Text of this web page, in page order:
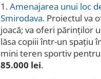
1.Amenajarea unui loc
Smirodava. Proiectul va
joacă; va oferi părinților
lăsa copiii într-un spațiu
mini teren sportiv
85.000 lei.